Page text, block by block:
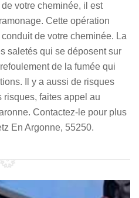
votre cheminée, il est
Cette opération
de votre cheminée. La
saletés qui se déposent sur
de la fumée qui
Il y a aussi de risques
risques, faites appel au
Contactez-le pour plus
En Argonne, 55250.